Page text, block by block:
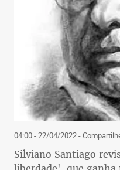
04:00 - 22/04/2022-
Silviano Santiago